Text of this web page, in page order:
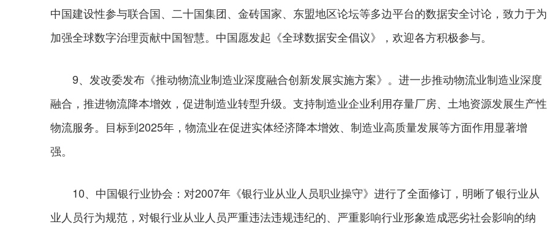
中国建设性参与联合国、二十国集团、金砖国家、东盟地区论坛等多边平台的数据安全讨论，致力于为
加强全球数字治理贡献中国智慧。中国愿发起《全球数据安全倡议》，欢迎各方积极参与。
9、发改委发布《推动物流业制造业深度融合创新发展实施方案》。进一步推动物流业制造业深度
融合，推进物流降本增效，促进制造业转型升级。支持制造业企业利用存量厂房、土地资源发展生产性
物流服务。目标到2025年，物流业在促进实体经济降本增效、制造业高质量发展等方面作用显著增
强。
10、中国银行业协会：对2007年《银行业从业人员职业操守》进行了全面修订，明晰了银行业从
业人员行为规范，对银行业从业人员严重违法违规违纪的、严重影响行业形象造成恶劣社会影响的纳